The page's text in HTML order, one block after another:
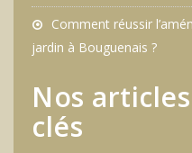
Comment réussir
jardin à Bouguenais ?
Nos
clés